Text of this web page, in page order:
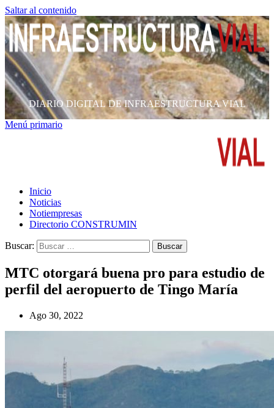
Saltar al contenido
DIARIO DIGITAL DE INFRAESTRUCTURA VIAL
Menú primario
Inicio
Noticias
Notiempresas
Directorio CONSTRUMIN
Buscar:
MTC otorgará buena pro para estudio de
perfil del aeropuerto de Tingo María
Ago 30, 2022